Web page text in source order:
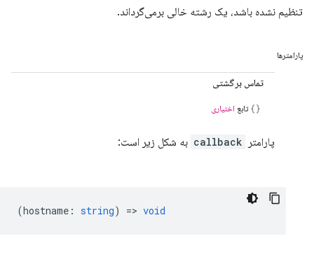
تنظیم نشده باشد، یک رشته خالی برمی‌گرداند.
پارامترها
تماس برگشتی
تابع اختیاری
پارامتر callback به شکل زیر است:
(hostname : string) => void